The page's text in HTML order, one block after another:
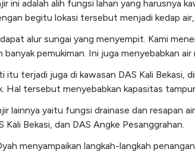
ini adalah alih fungsi lahan yang harusnya
begitu lokasi tersebut menjadi kedap
alur sungai yang menyempit. Kami
banyak pemukiman. Ini juga menyebabkan
itu terjadi juga di kawasan DAS Kali Bekasi,
Hal tersebut menyebabkan kapasitas
lainnya yaitu fungsi drainase dan resapan
Kali Bekasi, dan DAS Angke Pesanggrahan.
menyampaikan langkah-langkah